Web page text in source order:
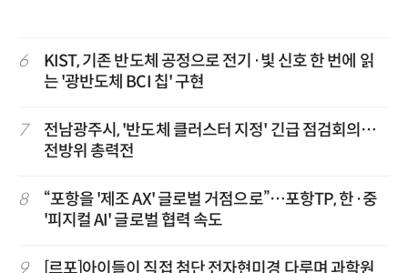
6
KIST, 기존 반도체 공정으로 전기·빛 신호 한 번에 읽
는 '광반도체 BCI 칩' 구현
7
전남광주시, '반도체 클러스터 지정' 긴급 점검회의…
전방위 총력전
8
“포항을 '제조 AX' 글로벌 거점으로”…포항TP, 한·중
'피지컬 AI' 글로벌 협력 속도
9
[르포]아이들이 직접 첨단 전자현미경 다루며 과학원